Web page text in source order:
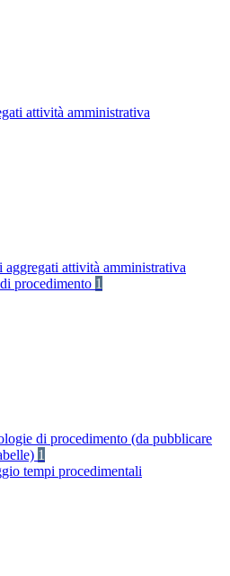
attività amministrativa
aggregati attività amministrativa
procedimento 1
di procedimento (da pubblicare
1
tempi procedimentali